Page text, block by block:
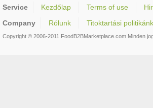
Service Kezdőlap Terms of use
Company
Rólunk Titoktartási politikánk
Copyright © 2006-2011 FoodB2BMarketplace.com Minden